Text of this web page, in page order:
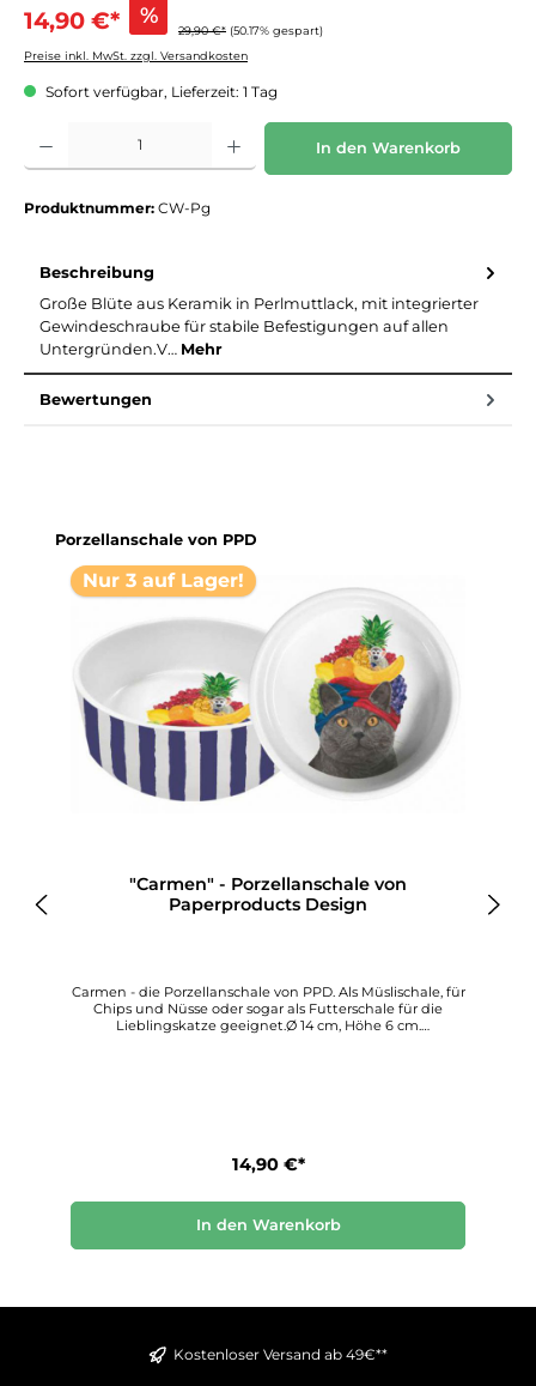
14,90 €* %
29,90 €* (50.17% gespart)
Preise inkl. MwSt. zzgl. Versandkosten
Sofort verfügbar, Lieferzeit: 1 Tag
Produkt Anzahl: Gib den gewünschten Wert ein oder benutze die Schaltflächen um
In den Warenkorb
Produktnummer: CW-Pg
Beschreibung
Große Blüte aus Keramik in Perlmuttlack, mit integrierter
Gewindeschraube für stabile Befestigungen auf allen
Untergründen.V… Mehr
Bewertungen
Produktgalerie überspringen
Porzellanschale von PPD
Nur 3 auf Lager!
"Carmen" - Porzellanschale von
Paperproducts Design
Carmen - die Porzellanschale von PPD. Als Müslischale, für
Chips und Nüsse oder sogar als Futterschale für die
Lieblingskatze geeignet.Ø 14 cm, Höhe 6 cm.
Entdecken Sie diesen einzigartigen Dekorationsstil für
sich
14,90 €*
In den Warenkorb
Kostenloser Versand ab 49€**